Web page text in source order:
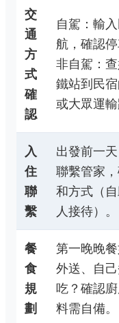
交
通
方
式
確
認
自駕：輸
航，確認停
非自駕：
鐵站到民
或大眾運輸
入
住
聯
繫
出發前一
聯繫管家
和方式（
人接待）。
餐
食
規
劃
第一晚晚
外送、自
吃？確認
料需自備。